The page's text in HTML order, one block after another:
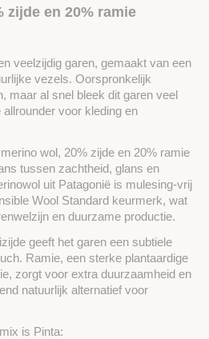
zijde en 20% ramie
veelzijdig garen, gemaakt van een
vezels. Oorspronkelijk
maar al snel bleek dit garen veel
voor kleding en
wol, 20% zijde en 20% ramie
tussen zachtheid, glans en
uit Patagonië is mulesing-vrij
Wool Standard keurmerk, wat
en duurzame productie.
geeft het garen een subtiele
Ramie, een sterke plantaardige
zorgt voor extra duurzaamheid en
natuurlijk alternatief voor
is Pinta: